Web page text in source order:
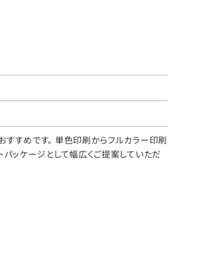
すすめです。 単色印刷からフルカラー印刷
パッケージとして幅広くご提案していただ